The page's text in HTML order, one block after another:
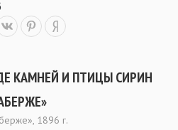
КАМНЕЙ И ПТИЦЫ СИРИН
1896 г.